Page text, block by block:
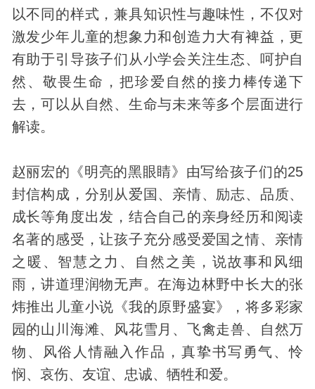
以不同的样式，兼具知识性与趣味性，不仅对
激发少年儿童的想象力和创造力大有裨益，更
有助于引导孩子们从小学会关注生态、呵护自
然、敬畏生命，把珍爱自然的接力棒传递下
去，可以从自然、生命与未来等多个层面进行
解读。
赵丽宏的《明亮的黑眼睛》由写给孩子们的25
封信构成，分别从爱国、亲情、励志、品质、
成长等角度出发，结合自己的亲身经历和阅读
名著的感受，让孩子充分感受爱国之情、亲情
之暖、智慧之力、自然之美，说故事和风细
雨，讲道理润物无声。在海边林野中长大的张
炜推出儿童小说《我的原野盛宴》，将多彩家
园的山川海滩、风花雪月、飞禽走兽、自然万
物、风俗人情融入作品，真挚书写勇气、怜
悯、哀伤、友谊、忠诚、牺牲和爱。